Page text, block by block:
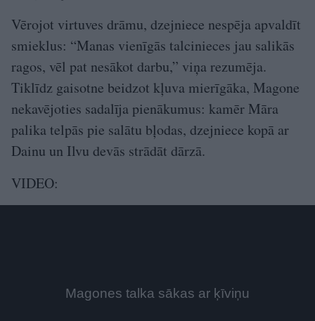
Vērojot virtuves drāmu, dzejniece nespēja apvaldīt
smieklus: “Manas vienīgās talcinieces jau salikās
ragos, vēl pat nesākot darbu,” viņa rezumēja.
Tiklīdz gaisotne beidzot kļuva mierīgāka, Magone
nekavējoties sadalīja pienākumus: kamēr Māra
palika telpās pie salātu bļodas, dzejniece kopā ar
Dainu un Ilvu devās strādāt dārzā.
VIDEO: